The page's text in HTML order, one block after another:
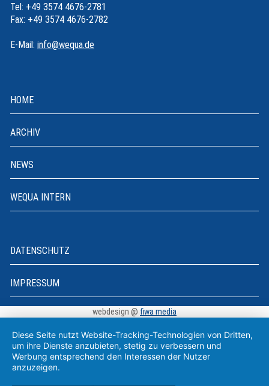
Tel: +49 3574 4676-2781
Fax: +49 3574 4676-2782
E-Mail: info@wequa.de
HOME
ARCHIV
NEWS
WEQUA INTERN
DATENSCHUTZ
IMPRESSUM
webdesign @ fiwa media
Diese Seite nutzt Website-Tracking-Technologien von Dritten,
um ihre Dienste anzubieten, stetig zu verbessern und
Werbung entsprechend den Interessen der Nutzer
anzuzeigen.